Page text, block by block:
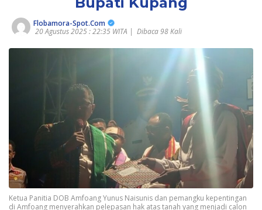
Flobamora-Spot.Com
20 Agustus 2025 : 22:35 WITA | Dibaca 98 Kali
Ketua Panitia DOB Amfoang Yunus Naisunis dan pemangku kepentingan
di Amfoang menyerahkan pelepasan hak atas tanah yang menjadi calon